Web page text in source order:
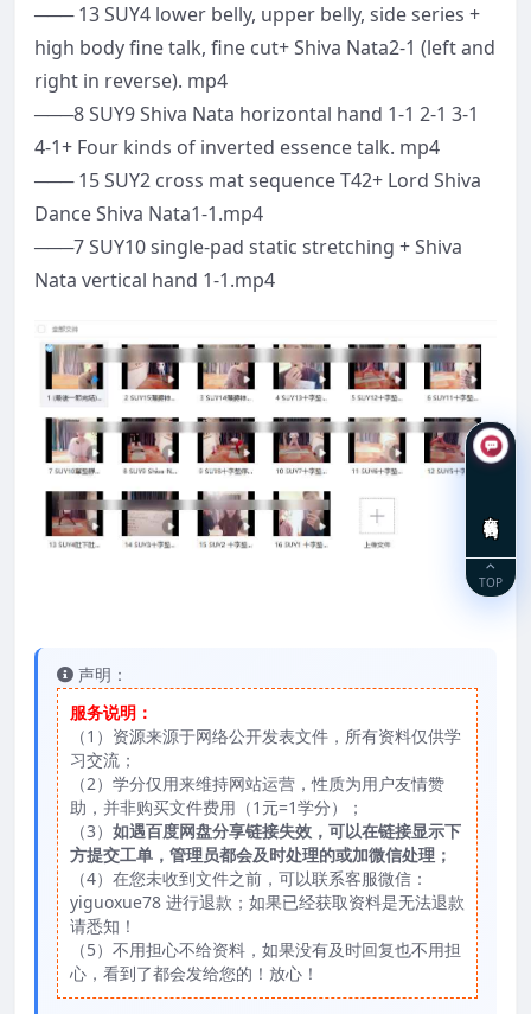
─── 13 SUY4 lower belly, upper belly, side series +
high body fine talk, fine cut+ Shiva Nata2-1 (left and
right in reverse). mp4
───8 SUY9 Shiva Nata horizontal hand 1-1 2-1 3-1
4-1+ Four kinds of inverted essence talk. mp4
─── 15 SUY2 cross mat sequence T42+ Lord Shiva
Dance Shiva Nata1-1.mp4
───7 SUY10 single-pad static stretching + Shiva
Nata vertical hand 1-1.mp4
声明：
服务说明：
（1）资源来源于网络公开发表文件，所有资料仅供学
习交流；
（2）学分仅用来维持网站运营，性质为用户友情赞
助，并非购买文件费用（1元=1学分）；
（3） 如遇百度网盘分享链接失效，可以在链接显示下
方提交工单，管理员都会及时处理的或加微信处理；
（4）在您未收到文件之前，可以联系客服微信：
yiguoxue78 进行退款；如果已经获取资料是无法退款
请悉知！
（5）不用担心不给资料，如果没有及时回复也不用担
心，看到了都会发给您的！放心！
TOP